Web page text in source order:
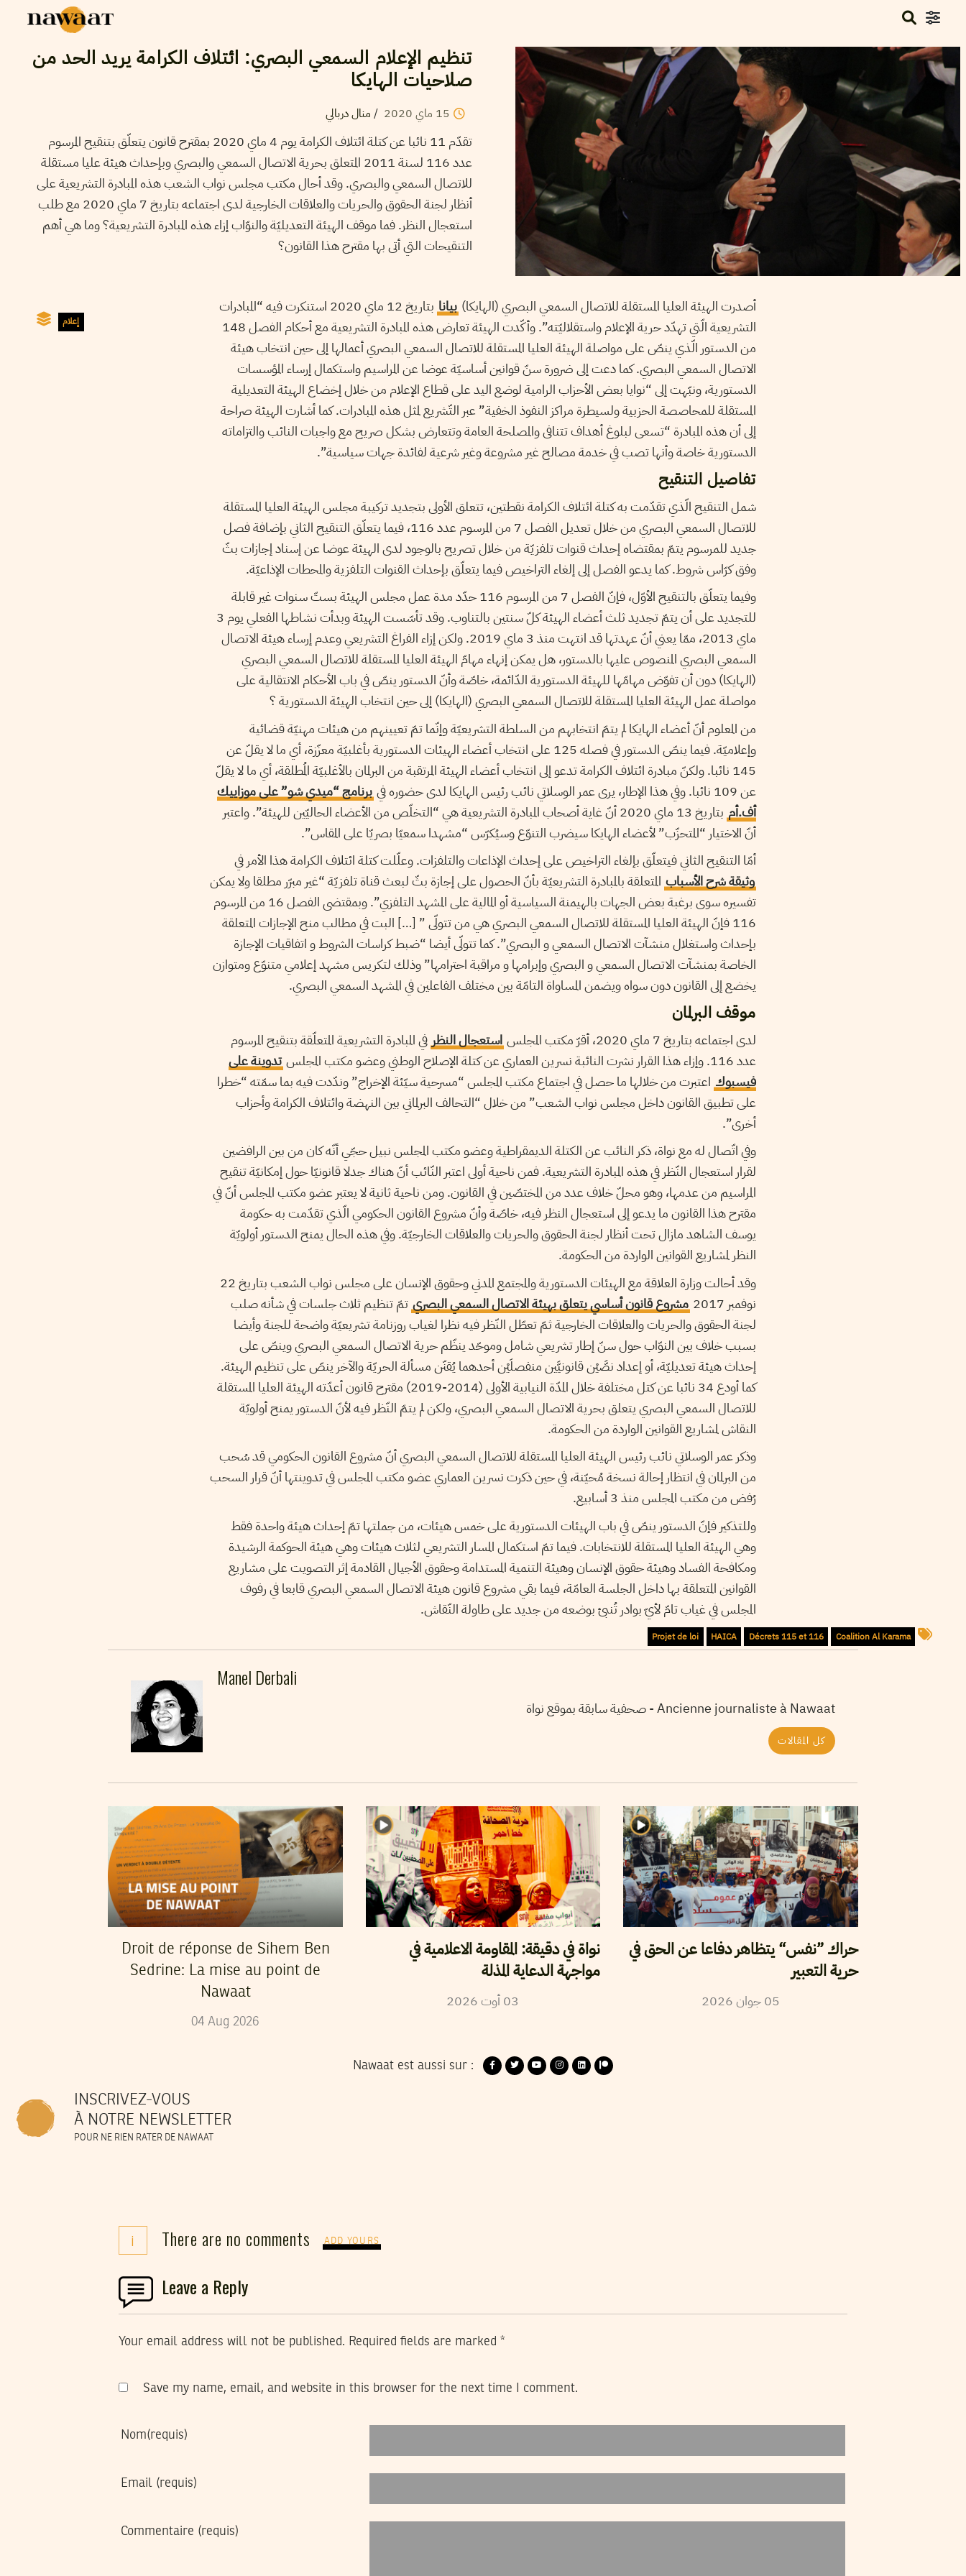
تنظيم الإعلام السمعي البصري: ائتلاف الكرامة يريد الحد من
صلاحيات الهايكا
15 ماي 2020
/ منال دربالي
تقدّم 11 نائبا عن كتلة ائتلاف الكرامة يوم 4 ماي 2020 بمقترح قانون يتعلّق بتنقيح المرسوم
عدد 116 لسنة 2011 المتعلق بحرية الاتصال السمعي والبصري وبإحداث هيئة عليا مستقلة
للاتصال السمعي والبصري. وقد أحال مكتب مجلس نواب الشعب هذه المبادرة التشريعية على
أنظار لجنة الحقوق والحريات والعلاقات الخارجية لدى اجتماعه بتاريخ 7 ماي 2020 مع طلب
استعجال النظر. فما موقف الهيئة التعديليّة والنوّاب إزاء هذه المبادرة التشريعية؟ وما هي أهم
التنقيحات التي أتى بها مقترح هذا القانون؟
إعلام
أصدرت الهيئة العليا المستقلة للاتصال السمعي البصري (الهايكا) بيانا
بتاريخ 12 ماي 2020 استنكرت فيه “المبادرات
التشريعية الّتي تهدّد حرية الإعلام واستقلاليّته”. وأكّدت الهيئة تعارض هذه المبادرة التشريعية مع أحكام الفصل 148
من الدستور الّذي ينصّ على مواصلة الهيئة العليا المستقلة للاتصال السمعي البصري أعمالها إلى حين انتخاب هيئة
الاتصال السمعي البصري. كما دعت إلى ضرورة سنّ قوانين أساسيّة عوضا عن المراسيم واستكمال إرساء المؤسسات
الدستورية، ونبّهت إلى “نوايا بعض الأحزاب الرامية لوضع اليد على قطاع الإعلام من خلال إخضاع الهيئة التعديلية
المستقلة للمحاصصة الحزبية ولسيطرة مراكز النفوذ الخفية” عبر التّشريع لمثل هذه المبادرات. كما أشارت الهيئة صراحة
إلى أن هذه المبادرة “تسعى لبلوغ أهداف تتنافى والمصلحة العامة وتتعارض بشكل صريح مع واجبات النائب والتزاماته
الدستورية خاصة وأنها تصب في خدمة مصالح غير مشروعة وغير شرعية لفائدة جهات سياسية”.
تفاصيل التنقيح
شمل التنقيح الّذي تقدّمت به كتلة ائتلاف الكرامة نقطتين، تتعلق الأولى بتجديد تركيبة مجلس الهيئة العليا المستقلة
للاتصال السمعي البصري من خلال تعديل الفصل 7 من المرسوم عدد 116، فيما يتعلّق التنقيح الثاني بإضافة فصل
جديد للمرسوم يتمّ بمقتضاه إحداث قنوات تلفزيّة من خلال تصريح بالوجود لدى الهيئة عوضا عن إسناد إجازات بثّ
وفق كرّاس شروط. كما يدعو الفصل إلى إلغاء التراخيص فيما يتعلّق بإحداث القنوات التلفزية والمحطات الإذاعيّة.
وفيما يتعلّق بالتنقيح الأوّل، فإنّ الفصل 7 من المرسوم 116 حدّد مدة عمل مجلس الهيئة بستّ سنوات غير قابلة
للتجديد على أن يتمّ تجديد ثلث أعضاء الهيئة كلّ سنتين بالتناوب. وقد تأسّست الهيئة وبدأت نشاطها الفعلي يوم 3
ماي 2013، ممّا يعني أنّ عهدتها قد انتهت منذ 3 ماي 2019. ولكن إزاء الفراغ التشريعي وعدم إرساء هيئة الاتصال
السمعي البصري المنصوص عليها بالدستور، هل يمكن إنهاء مهامّ الهيئة العليا المستقلة للاتصال السمعي البصري
(الهايكا) دون أن تفوّض مهامّها للهيئة الدستورية الدّائمة، خاصّة وأنّ الدستور ينصّ في باب الأحكام الانتقالية على
مواصلة عمل الهيئة العليا المستقلة للاتصال السمعي البصري (الهايكا) إلى حين انتخاب الهيئة الدستورية ؟
من المعلوم أنّ أعضاء الهايكا لم يتمّ انتخابهم من السلطة التشريعيّة وإنّما تمّ تعيينهم من هيئات مهنيّة قضائية
وإعلاميّة. فيما ينصّ الدستور في فصله 125 على انتخاب أعضاء الهيئات الدستورية بأغلبيّة معزّزة، أي ما لا يقلّ عن
145 نائبا. ولكنّ مبادرة ائتلاف الكرامة تدعو إلى انتخاب أعضاء الهيئة المرتقبة من البرلمان بالأغلبيّة المُطلقة، أي ما لا يقلّ
عن 109 نائبا. وفي هذا الإطار، يرى عمر الوسلاتي نائب رئيس الهايكا لدى حضوره في
برنامج “ميدي شو” على موزاييك
أف.أم
بتاريخ 13 ماي 2020 أنّ غاية أصحاب المبادرة التشريعية هي “التخلّص من الأعضاء الحاليّين للهيئة”. واعتبر
أنّ الاختيار “المتحزّب” لأعضاء الهايكا سيضرب التنوّع وسيُكرّس “مشهدا سمعيّا بصريّا على المقاس”.
أمّا التنقيح الثاني فيتعلّق بإلغاء التراخيص على إحداث الإذاعات والتلفزات. وعلّلت كتلة ائتلاف الكرامة هذا الأمر في
وثيقة شرح الأسباب المتعلقة بالمبادرة التشريعيّة بأنّ الحصول على إجازة بثّ لبعث قناة تلفزيّة “غير مبرّر مطلقا ولا يمكن
تفسيره سوى برغبة بعض الجهات بالهيمنة السياسية أو المالية على المشهد التلفزي”. وبمقتضى الفصل 16 من المرسوم
116 فإنّ الهيئة العليا المستقلة للاتصال السمعي البصري هي من تتولّى ” […] البت في مطالب منح الإجازات المتعلقة
بإحداث واستغلال منشآت الاتصال السمعي و البصري”. كما تتولّى أيضا “ضبط كراسات الشروط و اتفاقيات الإجازة
الخاصة بمنشآت الاتصال السمعي و البصري وإبرامها و مراقبة احترامها” وذلك لتكريس مشهد إعلامي متنوّع ومتوازن
يخضع إلى القانون دون سواه ويضمن المساواة التامّة بين مختلف الفاعلين في المشهد السمعي البصري.
موقف البرلمان
لدى اجتماعه بتاريخ 7 ماي 2020، أقرّ مكتب المجلس استعجال النظر في المبادرة التشريعية المتعلّقة بتنقيح المرسوم
عدد 116. وإزاء هذا القرار نشرت النائبة نسرين العماري عن كتلة الإصلاح الوطني وعضو مكتب المجلس
تدوينة على
فيسبوك اعتبرت من خلالها ما حصل في اجتماع مكتب المجلس “مسرحية سيّئة الإخراج” وندّدت فيه بما سمّته “خطرا
على تطبيق القانون داخل مجلس نواب الشعب” من خلال “التحالف البرلماني بين النهضة وائتلاف الكرامة وأحزاب
أخرى”.
وفي اتّصال له مع نواة، ذكر النائب عن الكتلة الديمقراطية وعضو مكتب المجلس نبيل حجّي أنّه كان من بين الرافضين
لقرار استعجال النّظر في هذه المبادرة التشريعية. فمن ناحية أولى اعتبر النّائب أنّ هناك جدلا قانونيّا حول إمكانيّة تنقيح
المراسيم من عدمها، وهو محلّ خلاف عدد من المختصّين في القانون. ومن ناحية ثانية لا يعتبر عضو مكتب المجلس أنّ في
مقترح هذا القانون ما يدعو إلى استعجال النظر فيه، خاصّة وأنّ مشروع القانون الحكومي الّذي تقدّمت به حكومة
يوسف الشاهد مازال تحت أنظار لجنة الحقوق والحريات والعلاقات الخارجيّة. وفي هذه الحال يمنح الدستور أولويّة
النظر لمشاريع القوانين الواردة من الحكومة.
وقد أحالت وزارة العلاقة مع الهيئات الدستورية والمجتمع المدني وحقوق الإنسان على مجلس نواب الشعب بتاريخ 22
نوفمبر 2017
مشروع قانون أساسي يتعلق بهيئة الاتصال السمعي البصري تمّ تنظيم ثلاث جلسات في شأنه صلب
لجنة الحقوق والحريات والعلاقات الخارجية ثمّ تعطّل النّظر فيه نظرا لغياب روزنامة تشريعيّة واضحة للجنة وأيضا
بسبب خلاف بين النوّاب حول سنّ إطار تشريعي شامل وموحّد ينظّم حرية الاتصال السمعي البصري وينصّ على
إحداث هيئة تعديليّة، أو إعداد نصَّيْن قانونيَّين منفصلَيْن أحدهما يُقنّن مسألة الحريّة والآخر ينصّ على تنظيم الهيئة.
كما أودع 34 نائبا عن كتل مختلفة خلال المدّة النيابية الأولى (2014-2019) مقترح قانون أعدّته الهيئة العليا المستقلة
للاتصال السمعي البصري يتعلق بحرية الاتصال السمعي البصري، ولكن لم يتمّ النّظر فيه لأنّ الدستور يمنح أولويّة
النقاش لمشاريع القوانين الواردة من الحكومة.
وذكر عمر الوسلاتي نائب رئيس الهيئة العليا المستقلة للاتصال السمعي البصري أنّ مشروع القانون الحكومي قد سُحب
من البرلمان في انتظار إحالة نسخة مُحيّنة، في حين ذكرت نسرين العماري عضو مكتب المجلس في تدوينتها أنّ قرار السحب
رُفض من مكتب المجلس منذ 3 أسابيع.
وللتذكير فإنّ الدستور ينصّ في باب الهيئات الدستورية على خمس هيئات، من جملتها تمّ إحداث هيئة واحدة فقط
وهي الهيئة العليا المستقلة للانتخابات. فيما تمّ استكمال المسار التشريعي لثلاث هيئات وهي هيئة الحوكمة الرشيدة
ومكافحة الفساد وهيئة حقوق الإنسان وهيئة التنمية المستدامة وحقوق الأجيال القادمة إثر التصويت على مشاريع
القوانين المتعلقة بها داخل الجلسة العامّة، فيما بقي مشروع قانون هيئة الاتصال السمعي البصري قابعا في رفوف
المجلس في غياب تامّ لأيّ بوادر تُنبئ بوضعه من جديد على طاولة النّقاش.
Coalition Al Karama
Décrets 115 et 116
HAICA
Projet de loi
Manel Derbali
Ancienne journaliste à Nawaat - صحفية سابقة بموقع نواة
كل المقالات
Droit de réponse de Sihem Ben
Sedrine: La mise au point de
Nawaat
04 Aug 2026
نواة في دقيقة: المقاومة الاعلامية في
مواجهة الدعاية المذلة
03أوت 2026
حراك ”نفس“ يتظاهر دفاعا عن الحق في
حرية التعبير
05جوان2026
Nawaat est aussi sur :
INSCRIVEZ-VOUS
À NOTRE NEWSLETTER
POUR NE RIEN RATER DE NAWAAT
i There are no comments ADD YOURS
Leave a Reply
Your email address will not be published. Required fields are marked*
Save my name, email, and website in this browser for the next time I comment.
Nom(requis)
Email (requis)
Commentaire (requis)